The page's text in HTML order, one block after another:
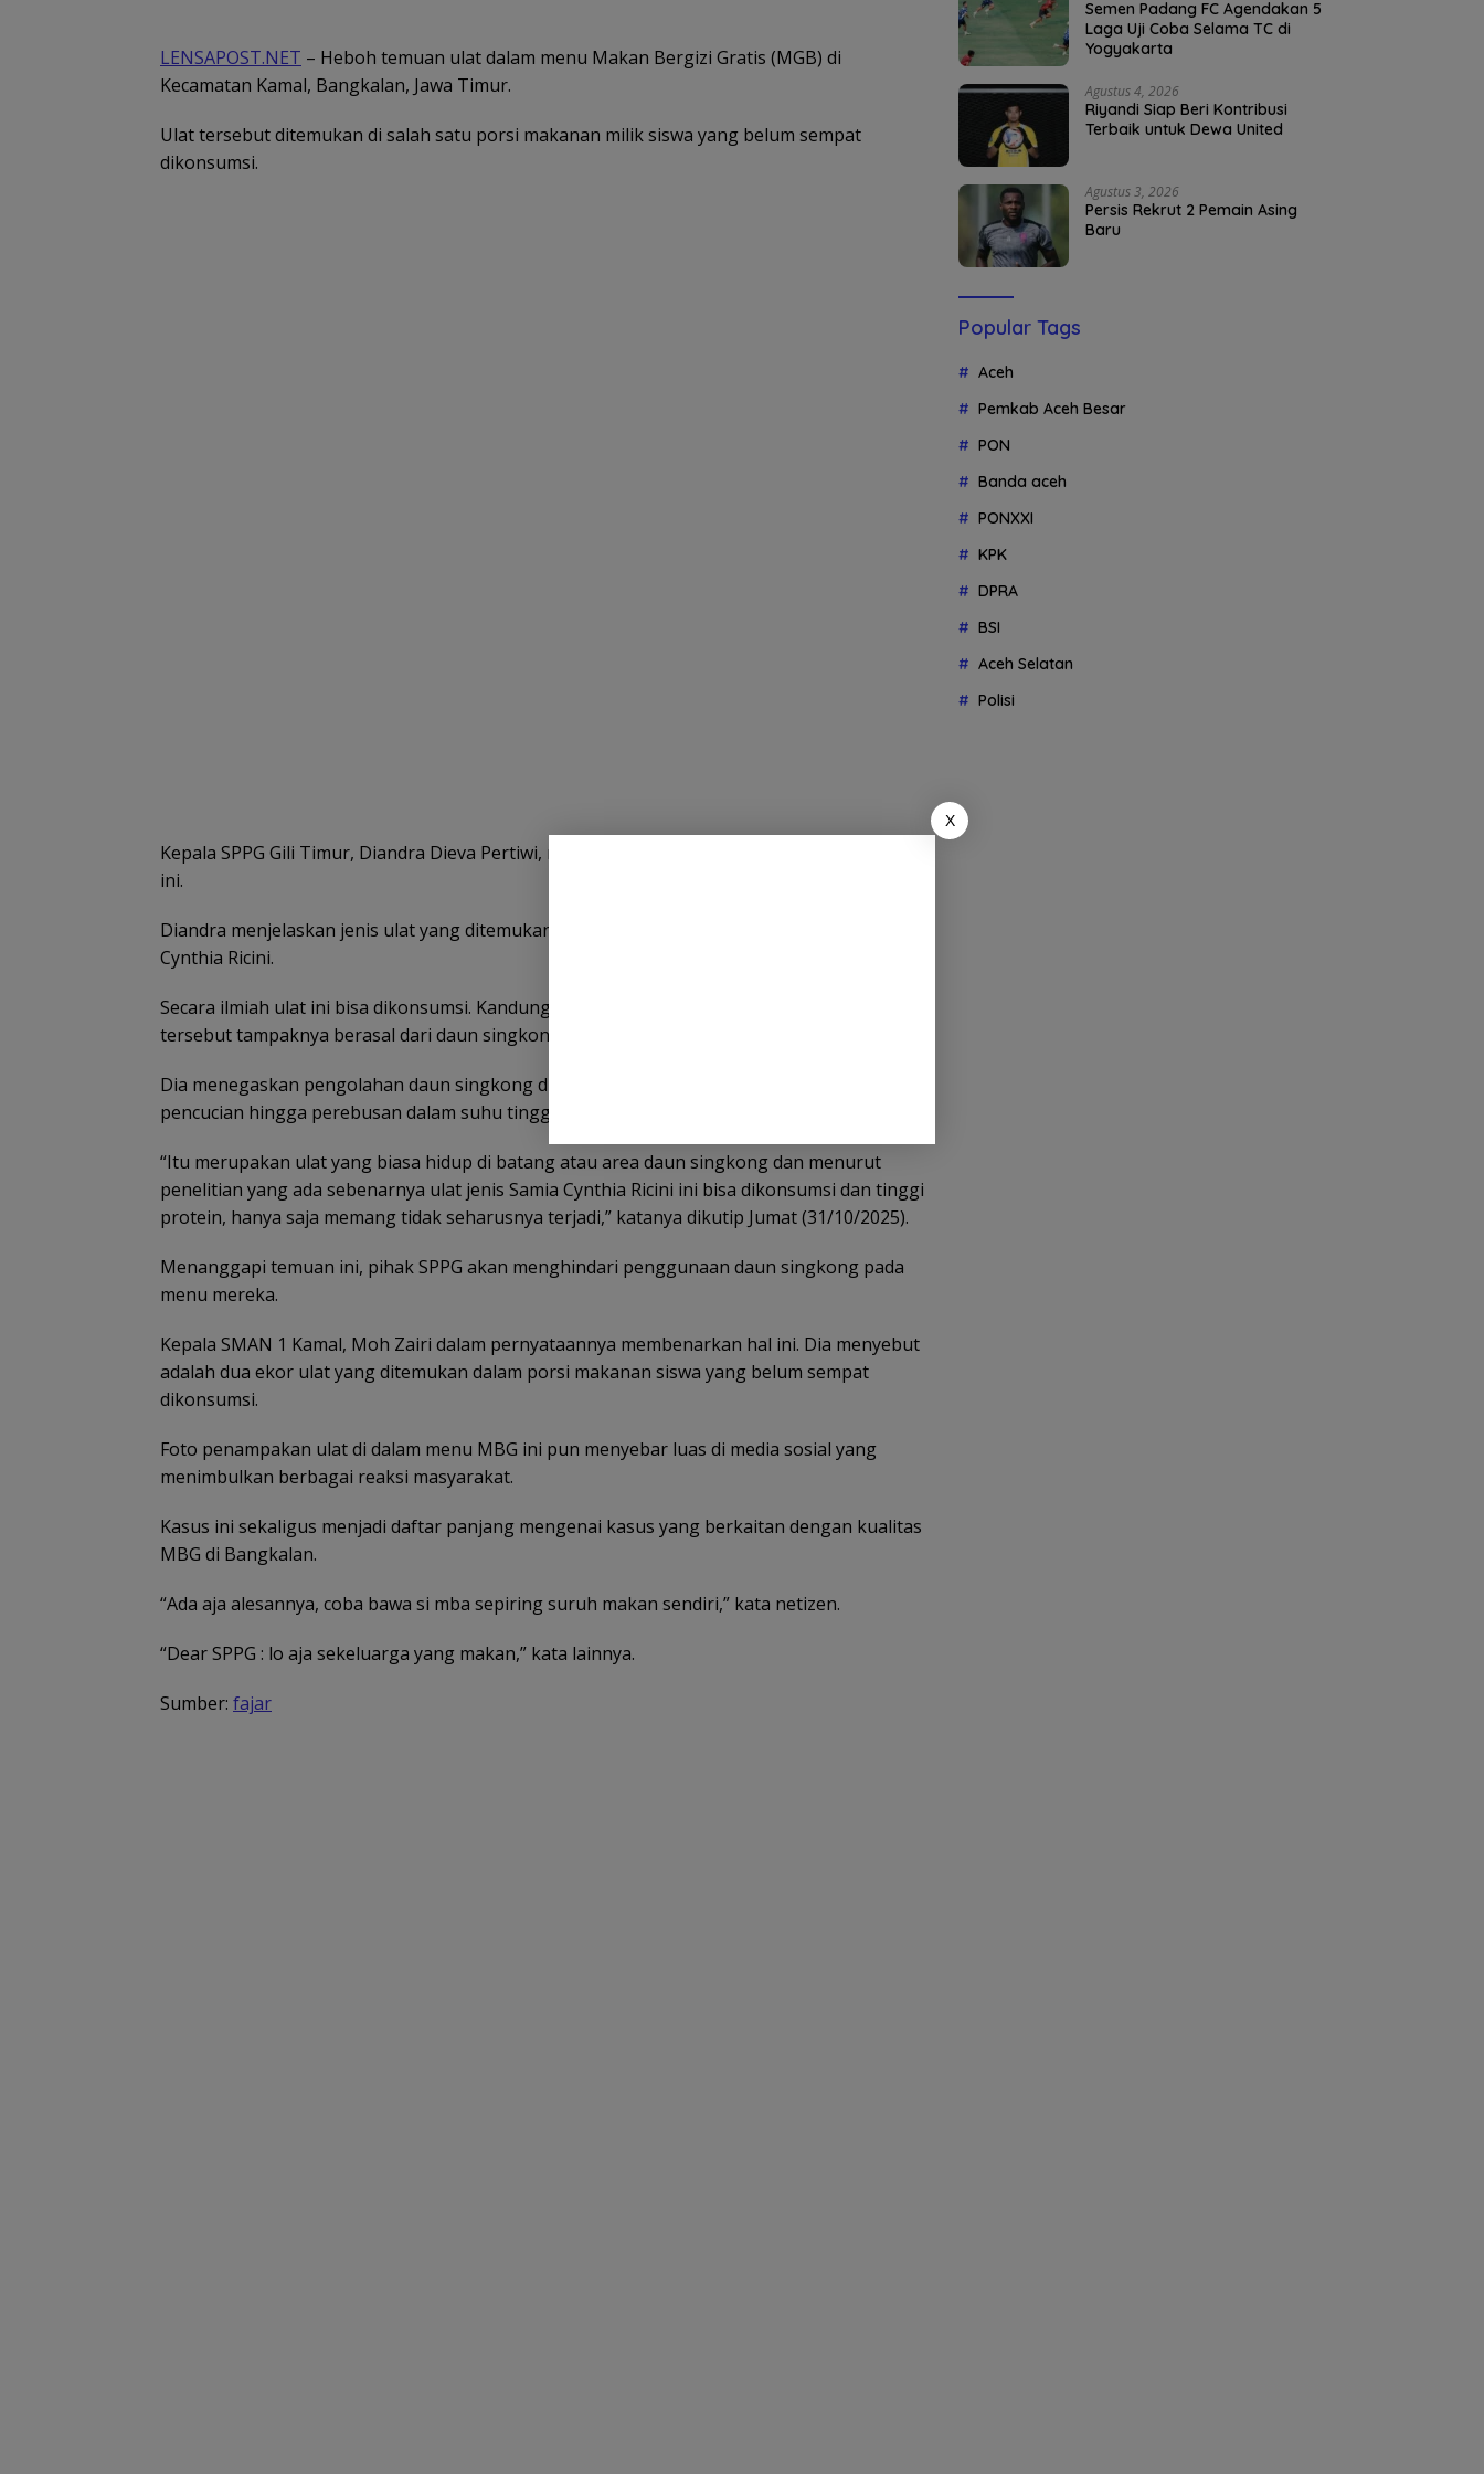
LENSAPOST.NET – Heboh temuan ulat dalam menu Makan Bergizi Gratis (MGB) di
Kecamatan Kamal, Bangkalan, Jawa Timur.
Ulat tersebut ditemukan di salah satu porsi makanan milik siswa yang belum sempat
dikonsumsi.
Kepala SPPG Gili Timur, Diandra Dieva Pertiwi, mengakui memang pihaknya lalai dalam hal
ini.
Diandra menjelaskan jenis ulat yang ditemukan di dalam makanan tersebut adalah Samia
Cynthia Ricini.
Secara ilmiah ulat ini bisa dikonsumsi. Kandungam protein di dalamnya juga tinggi. Ulat
tersebut tampaknya berasal dari daun singkong yang menjadi salah satu menunya.
Dia menegaskan pengolahan daun singkong di dapurnya telah terstandarisasi mulai dari
pencucian hingga perebusan dalam suhu tinggi dilakukan dua kali.
“Itu merupakan ulat yang biasa hidup di batang atau area daun singkong dan menurut
penelitian yang ada sebenarnya ulat jenis Samia Cynthia Ricini ini bisa dikonsumsi dan tinggi
protein, hanya saja memang tidak seharusnya terjadi,” katanya dikutip Jumat (31/10/2025).
Menanggapi temuan ini, pihak SPPG akan menghindari penggunaan daun singkong pada
menu mereka.
Kepala SMAN 1 Kamal, Moh Zairi dalam pernyataannya membenarkan hal ini. Dia menyebut
adalah dua ekor ulat yang ditemukan dalam porsi makanan siswa yang belum sempat
dikonsumsi.
Foto penampakan ulat di dalam menu MBG ini pun menyebar luas di media sosial yang
menimbulkan berbagai reaksi masyarakat.
Kasus ini sekaligus menjadi daftar panjang mengenai kasus yang berkaitan dengan kualitas
MBG di Bangkalan.
“Ada aja alesannya, coba bawa si mba sepiring suruh makan sendiri,” kata netizen.
“Dear SPPG : lo aja sekeluarga yang makan,” kata lainnya.
Sumber: fajar
Semen Padang FC Agendakan 5
Laga Uji Coba Selama TC di
Yogyakarta
Agustus 4, 2026
Riyandi Siap Beri Kontribusi
Terbaik untuk Dewa United
Agustus 3, 2026
Persis Rekrut 2 Pemain Asing
Baru
Popular Tags
Aceh
Pemkab Aceh Besar
PON
Banda aceh
PONXXI
KPK
DPRA
BSI
Aceh Selatan
Polisi
X